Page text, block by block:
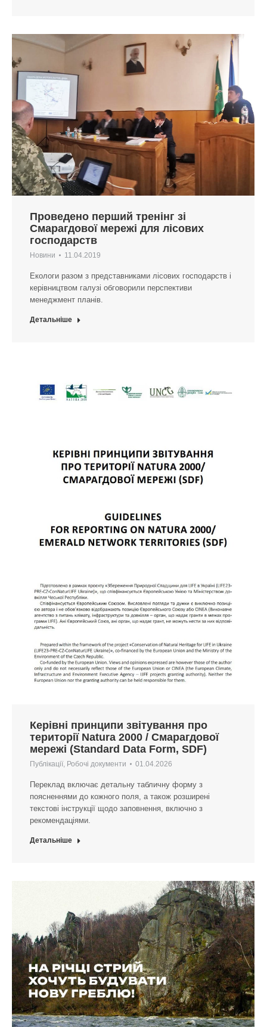
Проведено перший тренінг зі
Смарагдової мережі для лісових
господарств
Новини 11.04.2019
Екологи разом з представниками лісових господарств і
керівництвом галузі обговорили перспективи
менеджмент планів.
Детальніше
Керівні принципи звітування про
території Natura 2000 / Смарагдової
мережі (Standard Data Form, SDF)
Публікації Робочі документи 01.04.2026
Переклад включає детальну табличну форму з
поясненнями до кожного поля, а також розширені
текстові інструкції щодо заповнення, включно з
рекомендаціями.
Детальніше